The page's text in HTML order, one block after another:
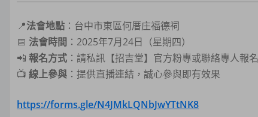
📍法會地點 ：台中市東區何厝庄福德祠
📅 法會時間 ：2025年7月24日（星期四）
📲 報名方式 ：請私訊【招吉堂】官方粉專或聯絡專人報名
📺 線上參與 ：提供直播連結，誠心參與即有效果
https://forms.gle/N4JMkLQNbJwYTtNK8